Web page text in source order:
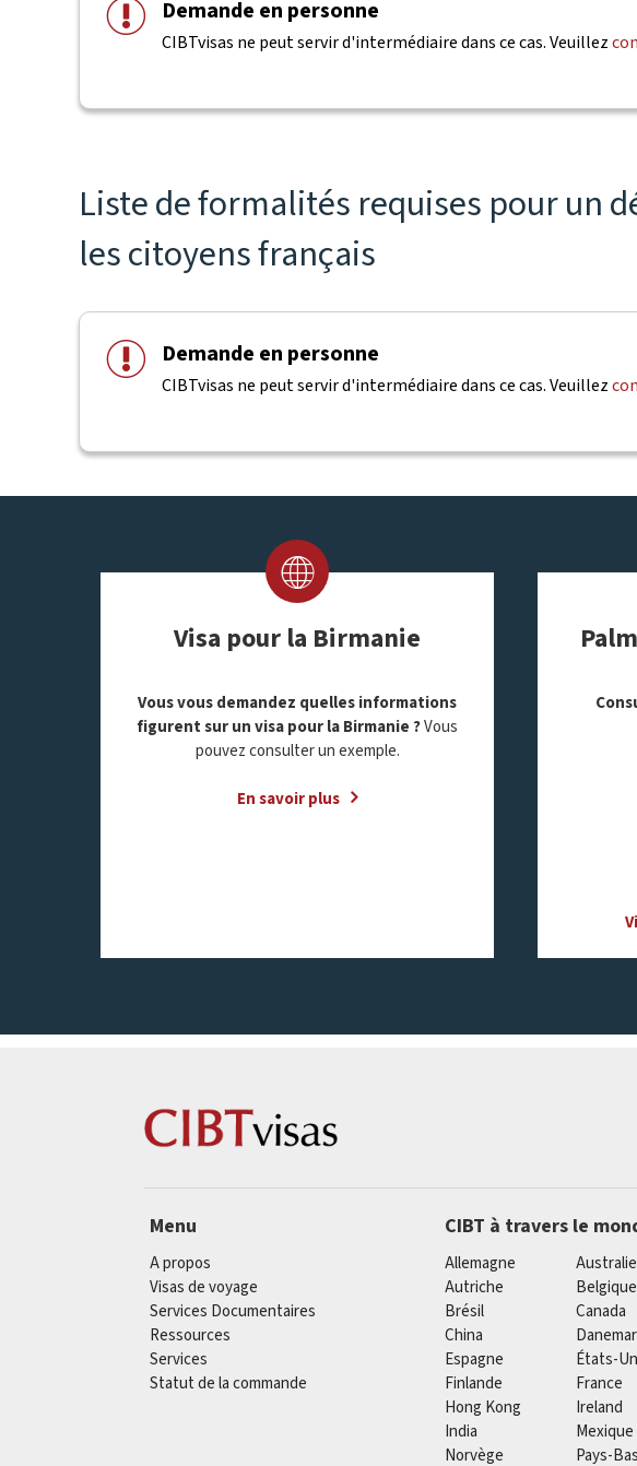
Demande en personne
CIBTvisas ne peut servir d'intermédiaire dans ce cas. Veuillez
Liste de formalités requises pour un
les citoyens français
Demande en personne
CIBTvisas ne peut servir d'intermédiaire dans ce cas. Veuillez
Visa pour la Birmanie
Vous vous demandez quelles informations
figurent sur un visa pour la Birmanie ?Vous
pouvez consulter un exemple.
En savoir plus
Menu
A propos
Visas de voyage
Services Documentaires
Ressources
Services
Statut de la commande
CIBT à travers le
Allemagne
Australie
Autriche
Belgique
Brésil
Canada
China
Espagne
États-
Finlande
France
Hong Kong
Ireland
India
Mexique
Norvège
Pays-Bas